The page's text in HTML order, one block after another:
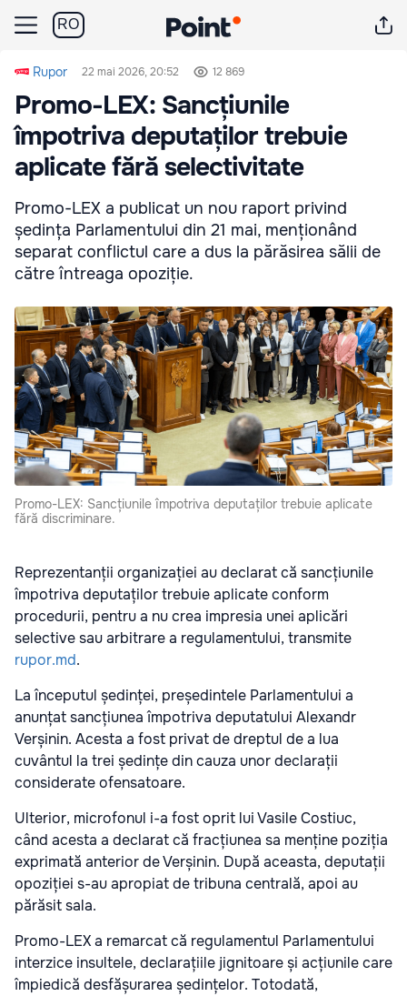
RO
Rupor 22 mai 2026, 20:52 12 869
Promo-LEX: Sancțiunile
împotriva deputaților trebuie
aplicate fără selectivitate
Promo-LEX a publicat un nou raport privind
ședința Parlamentului din 21 mai, menționând
separat conflictul care a dus la părăsirea sălii de
către întreaga opoziție.
Promo-LEX: Sancțiunile împotriva deputaților trebuie aplicate
fără discriminare.
Reprezentanții organizației au declarat că sancțiunile
împotriva deputaților trebuie aplicate conform
procedurii, pentru a nu crea impresia unei aplicări
selective sau arbitrare a regulamentului, transmite
rupor.md.
La începutul ședinței, președintele Parlamentului a
anunțat sancțiunea împotriva deputatului Alexandr
Verșinin. Acesta a fost privat de dreptul de a lua
cuvântul la trei ședințe din cauza unor declarații
considerate ofensatoare.
Ulterior, microfonul i-a fost oprit lui Vasile Costiuc,
când acesta a declarat că fracțiunea sa menține poziția
exprimată anterior de Verșinin. După aceasta, deputații
opoziției s-au apropiat de tribuna centrală, apoi au
părăsit sala.
Promo-LEX a remarcat că regulamentul Parlamentului
interzice insultele, declarațiile jignitoare și acțiunile care
împiedică desfășurarea ședințelor. Totodată,